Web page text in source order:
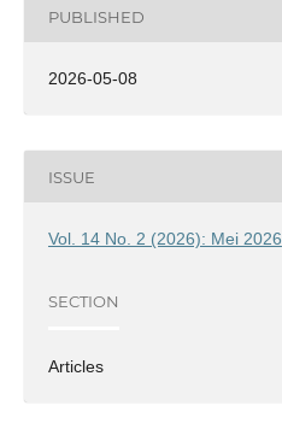
PUBLISHED
2026-05-08
ISSUE
Vol. 14 No. 2 (2026): Mei 2026
SECTION
Articles